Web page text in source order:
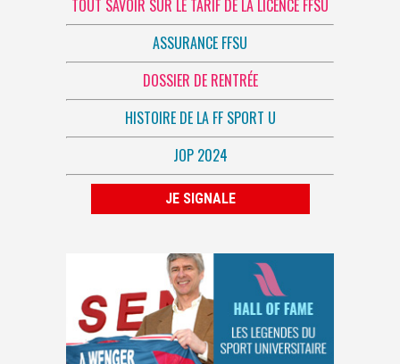
TOUT SAVOIR SUR LE TARIF DE LA LICENCE FFSU
ASSURANCE FFSU
DOSSIER DE RENTRÉE
HISTOIRE DE LA FF SPORT U
JOP 2024
JE SIGNALE